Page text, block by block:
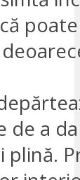
de a
plină.